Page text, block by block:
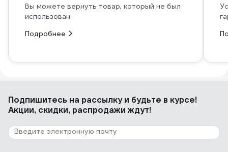
Вы можете вернуть товар, который не был
использован
Подробнее
Подпишитесь на рассылкуи будьте в курсе!
Акции, скидки, распродажи ждут!